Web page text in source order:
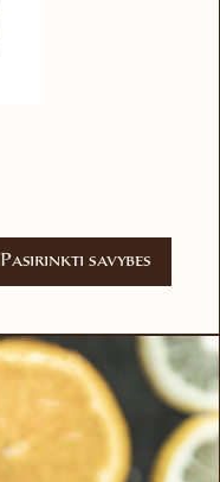
Pasirinkti savybes